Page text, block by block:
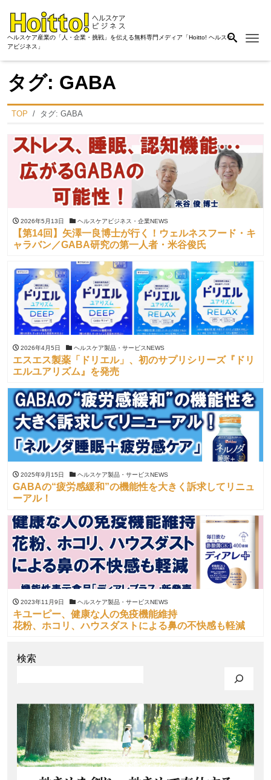
ヘルスケア産業の「人・企業・挑戦」を伝える無料専門メディア「Hoitto! ヘルスケ
アビジネス」
タグ: GABA
TOP タグ: GABA
2026年5月13日 ヘルスケアビジネス・企業NEWS
【第14回】矢澤一良博士が行く！ウェルネスフード・キ
ャラバン／GABA研究の第一人者・米谷俊氏
2026年4月5日 ヘルスケア製品・サービスNEWS
エスエス製薬「ドリエル」、初のサプリシリーズ『ドリ
エルユアリズム』を発売
2025年9月15日 ヘルスケア製品・サービスNEWS
GABAの“疲労感緩和”の機能性を大きく訴求してリニュ
ーアル！
2023年11月9日 ヘルスケア製品・サービスNEWS
キユーピー、健康な人の免疫機能維持
花粉、ホコリ、ハウスダストによる鼻の不快感も軽減
検索